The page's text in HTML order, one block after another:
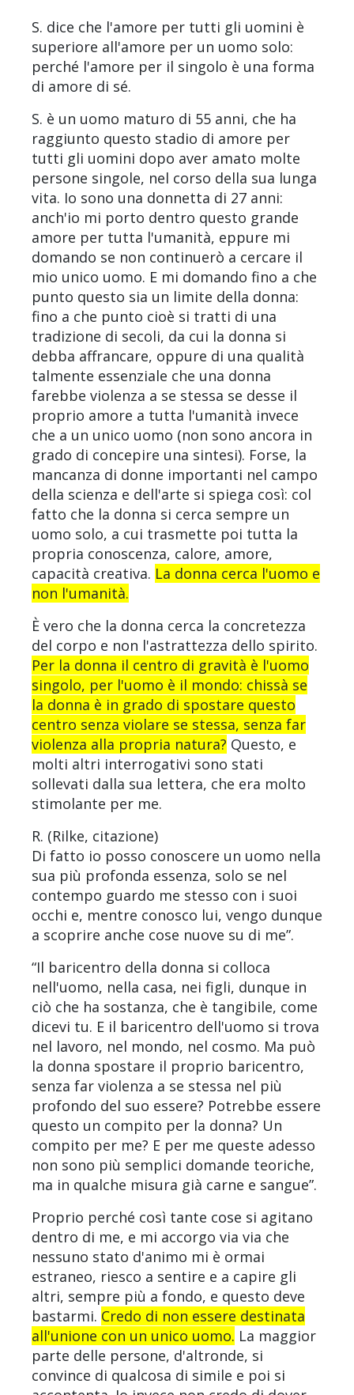
S. dice che l'amore per tutti gli uomini è
superiore all'amore per un uomo solo:
perché l'amore per il singolo è una forma
di amore di sé.
S. è un uomo maturo di 55 anni, che ha
raggiunto questo stadio di amore per
tutti gli uomini dopo aver amato molte
persone singole, nel corso della sua lunga
vita. Io sono una donnetta di 27 anni:
anch'io mi porto dentro questo grande
amore per tutta l'umanità, eppure mi
domando se non continuerò a cercare il
mio unico uomo. E mi domando fino a che
punto questo sia un limite della donna:
fino a che punto cioè si tratti di una
tradizione di secoli, da cui la donna si
debba affrancare, oppure di una qualità
talmente essenziale che una donna
farebbe violenza a se stessa se desse il
proprio amore a tutta l'umanità invece
che a un unico uomo (non sono ancora in
grado di concepire una sintesi). Forse, la
mancanza di donne importanti nel campo
della scienza e dell'arte si spiega così: col
fatto che la donna si cerca sempre un
uomo solo, a cui trasmette poi tutta la
propria conoscenza, calore, amore,
capacità creativa. La donna cerca l'uomo e
non l'umanità.
È vero che la donna cerca la concretezza
del corpo e non l'astrattezza dello spirito.
Per la donna il centro di gravità è l'uomo
singolo, per l'uomo è il mondo: chissà se
la donna è in grado di spostare questo
centro senza violare se stessa, senza far
violenza alla propria natura? Questo, e
molti altri interrogativi sono stati
sollevati dalla sua lettera, che era molto
stimolante per me.
R. (Rilke, citazione)
Di fatto io posso conoscere un uomo nella
sua più profonda essenza, solo se nel
contempo guardo me stesso con i suoi
occhi e, mentre conosco lui, vengo dunque
a scoprire anche cose nuove su di me”.
“Il baricentro della donna si colloca
nell'uomo, nella casa, nei figli, dunque in
ciò che ha sostanza, che è tangibile, come
dicevi tu. E il baricentro dell'uomo si trova
nel lavoro, nel mondo, nel cosmo. Ma può
la donna spostare il proprio baricentro,
senza far violenza a se stessa nel più
profondo del suo essere? Potrebbe essere
questo un compito per la donna? Un
compito per me? E per me queste adesso
non sono più semplici domande teoriche,
ma in qualche misura già carne e sangue”.
Proprio perché così tante cose si agitano
dentro di me, e mi accorgo via via che
nessuno stato d'animo mi è ormai
estraneo, riesco a sentire e a capire gli
altri, sempre più a fondo, e questo deve
bastarmi. Credo di non essere destinata
all'unione con un unico uomo. La maggior
parte delle persone, d'altronde, si
convince di qualcosa di simile e poi si